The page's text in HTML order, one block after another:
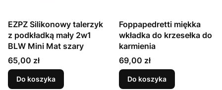
EZPZ Silikonowy talerzyk
z podkładką mały 2w1
BLW Mini Mat szary
Cena
65,00 zł
Do koszyka
Foppapedretti miękka
wkładka do krzesełka do
karmienia
Cena
69,00 zł
Do koszyka